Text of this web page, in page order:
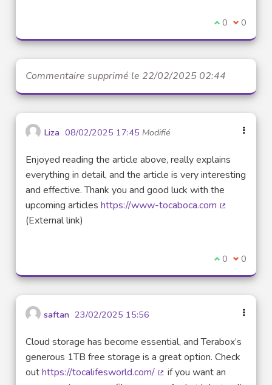
Je suis
0 Je ne
0
Commentaire supprimé le 22/02/2025 02:44
Liza 08/02/2025 17:45 Modifié
Enjoyed reading the article above, really explains
everything in detail, and the article is very interesting
and effective. Thank you and good luck with the
upcoming articles https://www-tocaboca.com
(External link)
Je suis
0 Je ne
0
saftan 23/02/2025 15:56
Cloud storage has become essential, and Terabox’s
generous 1TB free storage is a great option. Check
outhttps://tocalifesworld.com/
if you want an